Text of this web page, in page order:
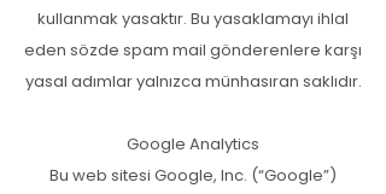
kullanmak yasaktır. Bu yasaklamayı ihlal
eden sözde spam mail gönderenlere karşı
yasal adımlar yalnızca münhasıran saklıdır.
Google Analytics
Bu web sitesi Google, Inc. (“Google”)